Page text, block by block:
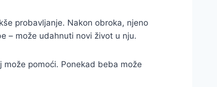
probavljanje. Nakon obroka, njeno
– može udahnuti novi život u nju.
pomoći. Ponekad beba može